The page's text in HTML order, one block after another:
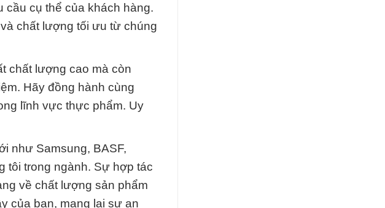
cầu cụ thể của khách hàng.
chất lượng tối ưu từ chúng
chất lượng cao mà còn
Hãy đồng hành cùng
lĩnh vực thực phẩm. Uy
như Samsung, BASF,
tôi trong ngành. Sự hợp tác
về chất lượng sản phẩm
của bạn, mang lại sự an